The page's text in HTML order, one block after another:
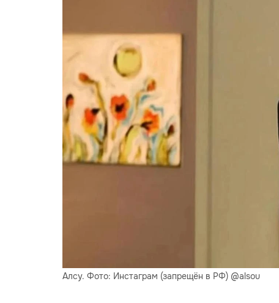
Алсу. Фото: Инстаграм (запрещён в РФ) @alsou